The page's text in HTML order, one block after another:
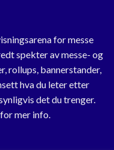
for messe
spekter av messe- og
rollups, bannerstander,
hva du leter etter
det du trenger.
mer info.